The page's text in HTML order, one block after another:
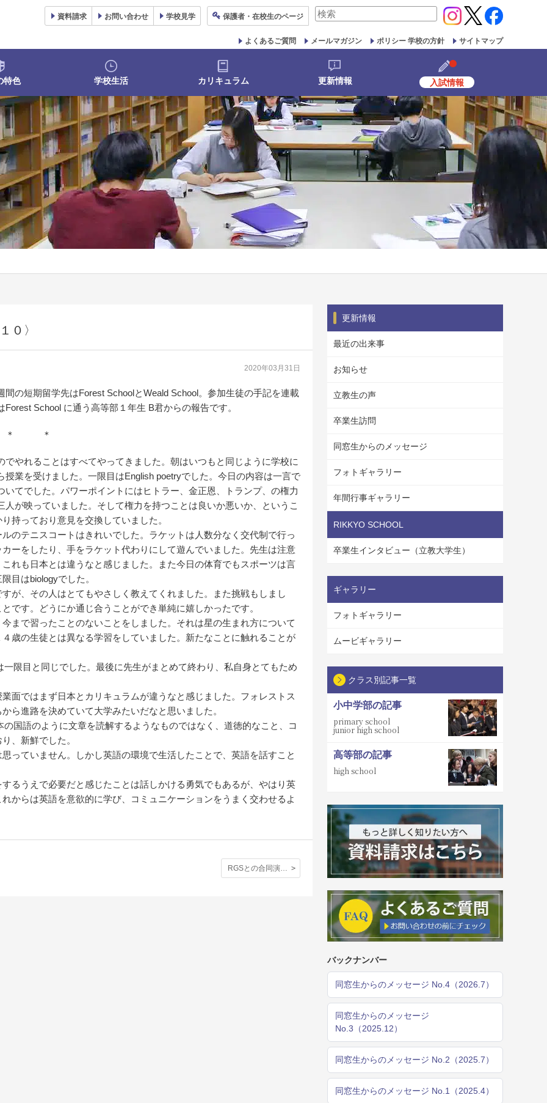
資料請求 お問い合わせ 学校見学 保護者 ・在校生のページ
検
対
象:
よくあるご質問 メールマガジン ポリシー 学校の方針 サイトマップ
特色 学校生活 カリキュラム 更新情報 入試情報
０〉
2020年03月31日
間の短期留学先はForest SchoolとWeald School。参加生徒の手記を連載
Forest School に通う高等部１年生 B君からの報告です。
＊
でやれることはすべてやってきました。朝はいつもと同じように学校に
授業を受けました。一限目はEnglish poetryでした。今日の内容は一言で
いてでした。パワーポイントにはヒトラー、金正恩、トランプ、の権力
人が映っていました。そして権力を持つことは良いか悪いか、というこ
持っており意見を交換していました。
のテニスコートはきれいでした。ラケットは人数分なく交代制で行っ
ーをしたり、手をラケット代わりにして遊んでいました。先生は注意
れも日本とは違うなと感じました。また今日の体育でもスポーツは言
目はbiologyでした。
が、その人はとてもやさしく教えてくれました。また挑戦もしまし
です。どうにか通じ合うことができ単純に嬉しかったです。
まで習ったことのないことをしました。それは星の生まれ方について
歳の生徒とは異なる学習をしていました。新たなことに触れることが
限目と同じでした。最後に先生がまとめて終わり、私自身とてもため
面ではまず日本とカリキュラムが違うなと感じました。フォレストス
ら進路を決めていて大学みたいだなと思いました。
国語のように文章を読解するようなものではなく、道徳的なこと、コ
、新鮮でした。
っていません。しかし英語の環境で生活したことで、英語を話すこと
るうえで必要だと感じたことは話しかける勇気でもあるが、やはり英
からは英語を意欲的に学び、コミュニケーションをうまく交わせるよ
RGSとの合同演劇企画「From Alice to Arisu」が、RGSの学期広報誌に大きく掲載されました。
更新情報
最近の出来事
お知らせ
立教生の声
卒業生訪問
同窓生からのメッセージ
フォトギャラリー
年間行事ギャラリー
RIKKYO SCHOOL
卒業生インタビュー（立教大学生）
ギャラリー
フォトギャラリー
ムービギャラリー
クラス別記事一覧
小中学部の記事
primary school
junior high school
高等部の記事
high school
バックナンバー
同窓生からのメッセージ No.4（2026.7）
同窓生からのメッセージ
No.3（2025.12）
同窓生からのメッセージ No.2（2025.7）
同窓生からのメッセージ No.1（2025.4）